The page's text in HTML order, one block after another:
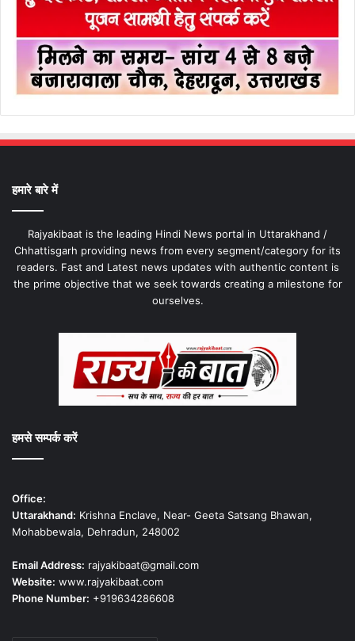
हमारे बारे में
Rajyakibaat is the leading Hindi News portal in Uttarakhand /
Chhattisgarh providing news from every segment/category for its
readers. Fast and Latest news updates with authentic content is
the prime objective that we seek towards creating a milestone for
ourselves.
हमसे सम्पर्क करें
Office:
Uttarakhand: Krishna Enclave, Near- Geeta Satsang Bhawan,
Mohabbewala, Dehradun, 248002
Email Address: rajyakibaat@gmail.com
Website: www.rajyakibaat.com
Phone Number: +919634286608